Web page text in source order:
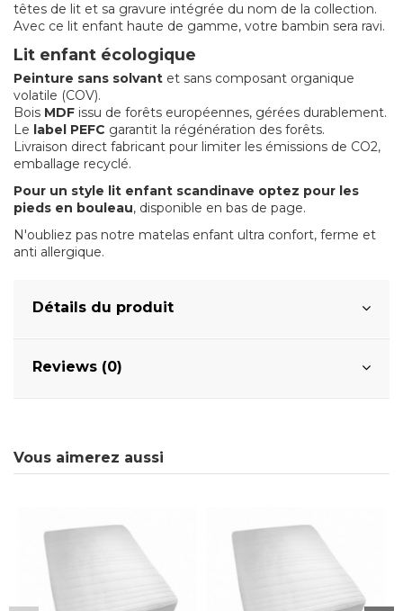
têtes de lit et sa gravure intégrée du nom de la collection.
Avec ce lit enfant haute de gamme, votre bambin sera ravi.
Lit enfant écologique
Peinture sans solvant et sans composant organique
volatile (COV).
Bois MDF issu de forêts européennes, gérées durablement.
Le label PEFC garantit la régénération des forêts.
Livraison direct fabricant pour limiter les émissions de CO2,
emballage recyclé.
Pour un style lit enfant scandinave optez pour les
pieds en bouleau, disponible en bas de page.
N'oubliez pas notre matelas enfant ultra confort, ferme et
anti allergique.
Détails du produit
Reviews (0)
Vous aimerez aussi